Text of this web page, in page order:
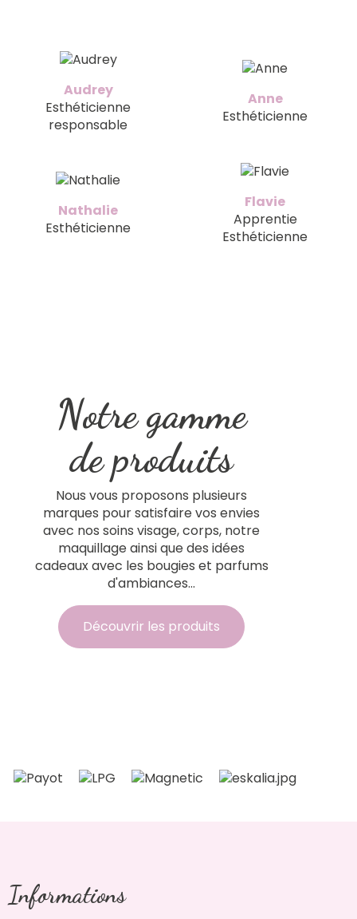
Audrey
Esthéticienne
responsable
Anne
Esthéticienne
Nathalie
Esthéticienne
Flavie
Apprentie
Esthéticienne
Notre gamme
de produits
Nous vous proposons plusieurs
marques pour satisfaire vos envies
avec nos soins visage, corps, notre
maquillage ainsi que des idées
cadeaux avec les bougies et parfums
d'ambiances...
Découvrir les produits
Informations